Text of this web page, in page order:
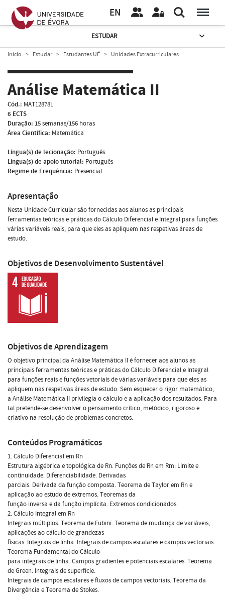
EN
ESTUDAR
Início Estudar Estudantes UÉ Unidades Extracurriculares
Análise Matemática II
Cód.: MAT12878L
6 ECTS
Duração: 15 semanas/156 horas
Área Científica: Matemática
Língua(s) de lecionação: Português
Língua(s) de apoio tutorial: Português
Regime de Frequência: Presencial
Apresentação
Nesta Unidade Curricular são fornecidas aos alunos as principais
ferramentas teóricas e práticas do Cálculo Diferencial e Integral para funções
várias variáveis reais, para que eles as apliquem nas respetivas áreas de
estudo.
Objetivos de Desenvolvimento Sustentável
Objetivos de Aprendizagem
O objetivo principal da Análise Matemática II é fornecer aos alunos as
principais ferramentas teóricas e práticas do Cálculo Diferencial e Integral
para funções reais e funções vetoriais de várias variáveis para que eles as
apliquem nas respetivas áreas de estudo. Sem esquecer o rigor matemático,
a Análise Matemática II privilegia o cálculo e a aplicação dos resultados. Para
tal pretende-se desenvolver o pensamento crítico, metódico, rigoroso e
criativo na resolução de problemas concretos.
Conteúdos Programáticos
1. Cálculo Diferencial em Rn
Estrutura algébrica e topológica de Rn. Funções de Rn em Rm: Limite e
continuidade. Diferenciabilidade. Derivadas
parciais. Derivada da função composta. Teorema de Taylor em Rn e
aplicação ao estudo de extremos. Teoremas da
função inversa e da função implícita. Extremos condicionados.
2. Cálculo Integral em Rn
Integrais múltiplos. Teorema de Fubini. Teorema de mudança de variáveis,
aplicações ao cálculo de grandezas
físicas. Integrais de linha. Integrais de campos escalares e campos vectoriais.
Teorema Fundamental do Cálculo
para integrais de linha. Campos gradientes e potenciais escalares. Teorema
de Green. Integrais de superfície.
Integrais de campos escalares e fluxos de campos vectoriais. Teorema da
Divergência e Teorema de Stokes.